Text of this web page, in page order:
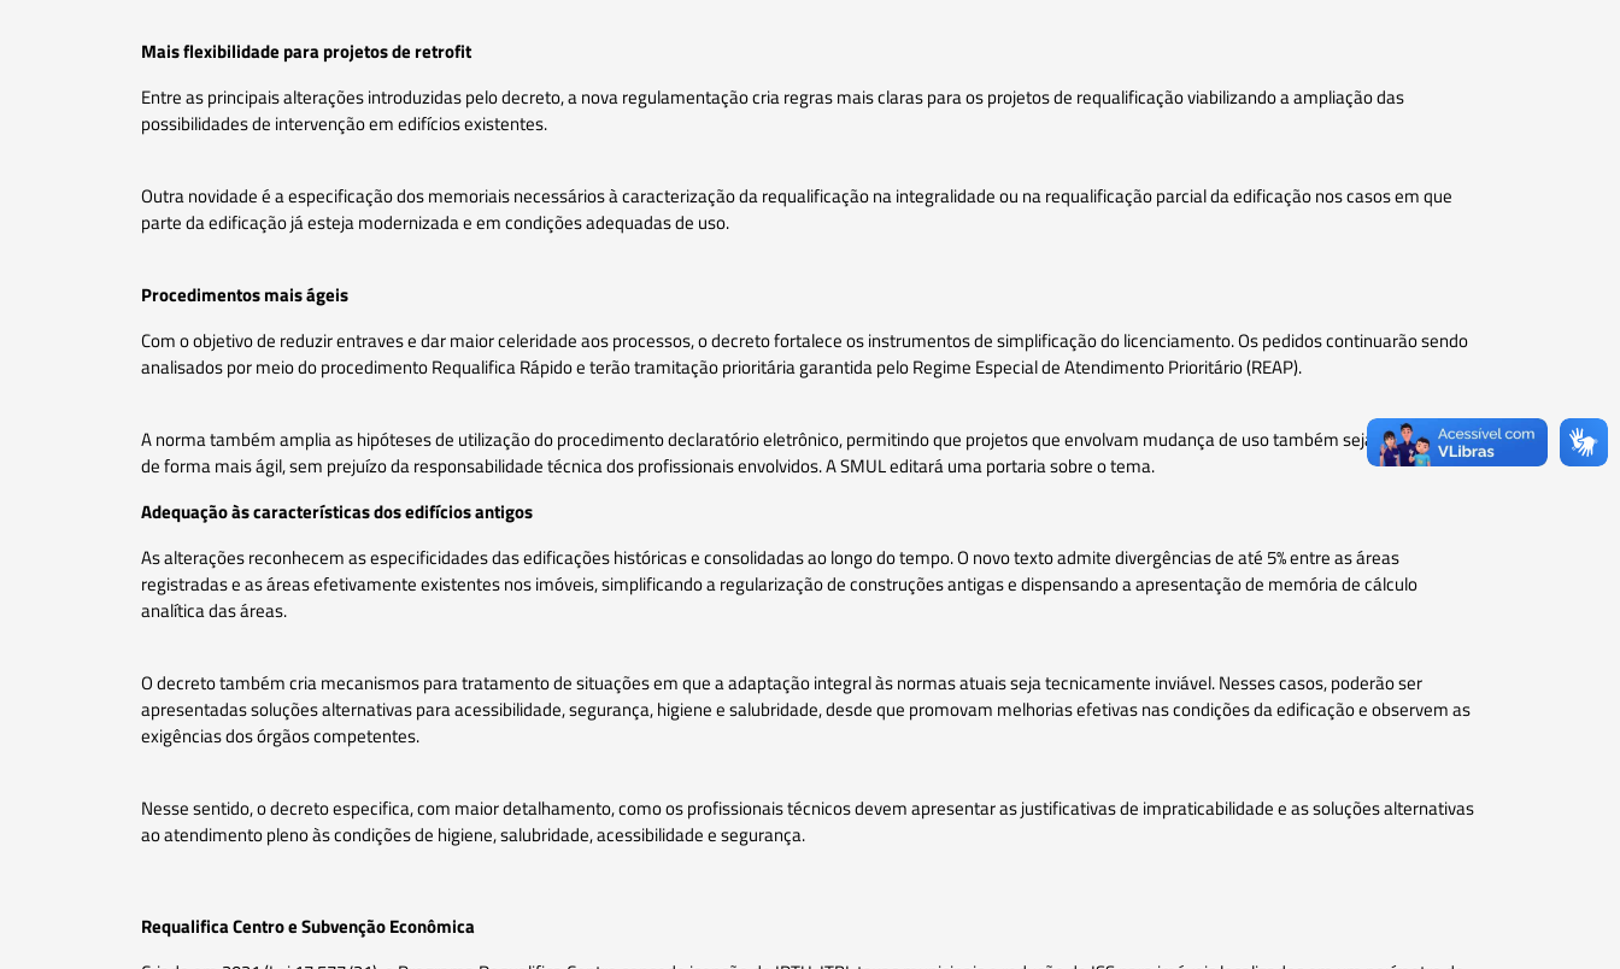
Mais flexibilidade para projetos de retrofit
Entre as principais alterações introduzidas pelo decreto, a nova regulamentação cria regras mais claras para os projetos de requalificação viabilizando a ampliação das
possibilidades de intervenção em edifícios existentes.
Outra novidade é a especificação dos memoriais necessários à caracterização da requalificação na integralidade ou na requalificação parcial da edificação nos casos em que
parte da edificação já esteja modernizada e em condições adequadas de uso.
Procedimentos mais ágeis
Com o objetivo de reduzir entraves e dar maior celeridade aos processos, o decreto fortalece os instrumentos de simplificação do licenciamento. Os pedidos continuarão sendo
analisados por meio do procedimento Requalifica Rápido e terão tramitação prioritária garantida pelo Regime Especial de Atendimento Prioritário (REAP).
A norma também amplia as hipóteses de utilização do procedimento declaratório eletrônico, permitindo que projetos que envolvam mudança de uso também sejam licenciados
de forma mais ágil, sem prejuízo da responsabilidade técnica dos profissionais envolvidos. A SMUL editará uma portaria sobre o tema.
Adequação às características dos edifícios antigos
As alterações reconhecem as especificidades das edificações históricas e consolidadas ao longo do tempo. O novo texto admite divergências de até 5% entre as áreas
registradas e as áreas efetivamente existentes nos imóveis, simplificando a regularização de construções antigas e dispensando a apresentação de memória de cálculo
analítica das áreas.
O decreto também cria mecanismos para tratamento de situações em que a adaptação integral às normas atuais seja tecnicamente inviável. Nesses casos, poderão ser
apresentadas soluções alternativas para acessibilidade, segurança, higiene e salubridade, desde que promovam melhorias efetivas nas condições da edificação e observem as
exigências dos órgãos competentes.
Nesse sentido, o decreto especifica, com maior detalhamento, como os profissionais técnicos devem apresentar as justificativas de impraticabilidade e as soluções alternativas
ao atendimento pleno às condições de higiene, salubridade, acessibilidade e segurança.
Requalifica Centro e Subvenção Econômica